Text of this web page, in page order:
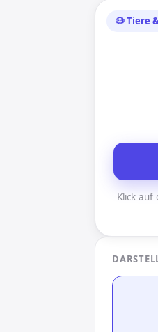
🐶 Tiere
Klick auf